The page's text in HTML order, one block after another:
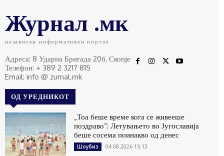
Журнал .мк
независен информативен портал
Адреса: 8 Ударна Бригада 20б, Скопје
Телефон: + 389 2 3217 815
Email: info @ zurnal.mk
ОД УРЕДНИКОТ
„Тоа беше време кога се живееше
поздраво“: Летувањето во Југославија
беше сосема поинакво од денес
Шоубиз 04.08.2026 15:13